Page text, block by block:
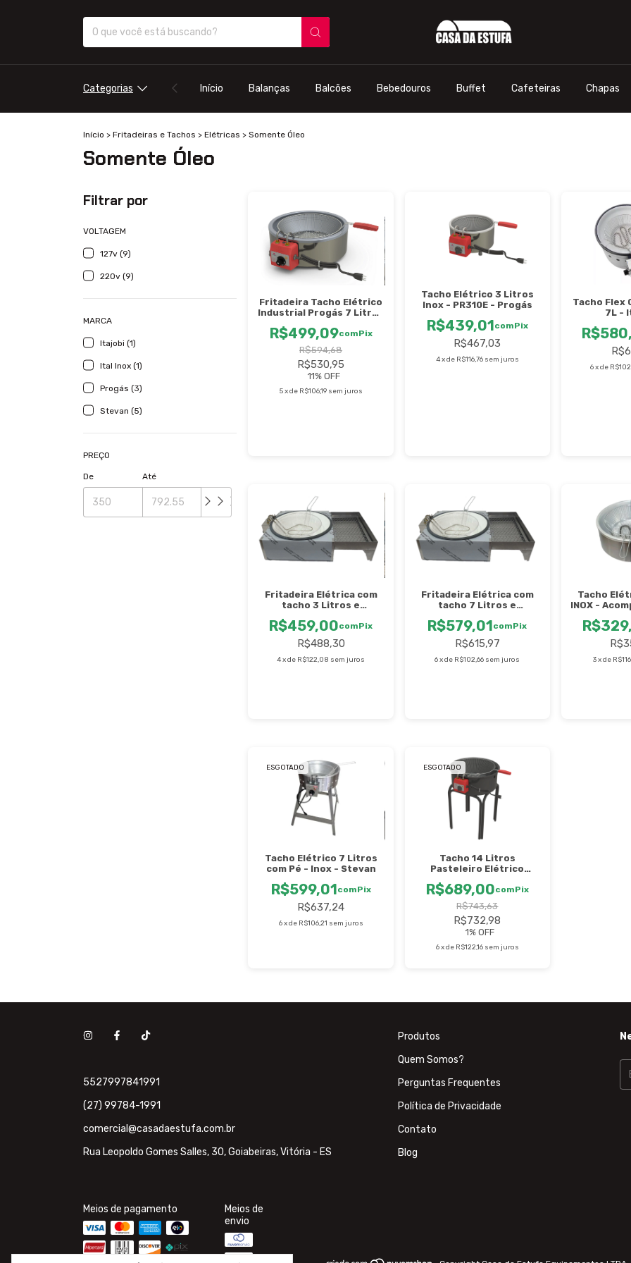
Categorias Início Balanças Balcões Bebedouros Buffet Cafeteiras Chapas
Início > Fritadeiras e Tachos > Elétricas > Somente Óleo
Somente Óleo
Filtrar por
VOLTAGEM
127v (9)
220v (9)
MARCA
Itajobi (1)
Ital Inox (1)
Progás (3)
Stevan (5)
PREÇO
De Até
Fritadeira Tacho Elétrico
Industrial Progás 7 Litros
R$530,95
R$594,68
11% OFF
5 xde R$106,19 sem juros
R$499,09comPix
Tacho Elétrico 3 Litros
Inox - PR310E - Progás
R$467,03
4xde R$116,76 sem juros
R$439,01comPix
Tacho Flex
7L -
6xde
Fritadeira Elétrica com
tacho 3 Litros e
Stevan
R$488,30
4xde R$122,08 sem juros
R$459,00comPix
Fritadeira Elétrica com
tacho 7 Litros e
Stevan
R$615,97
6 xde R$102,66 sem juros
R$579,01comPix
Tacho
INOX -
3xde
ESGOTADO
Tacho Elétrico 7 Litros
com Pé - Inox - Stevan
R$637,24
6 xde R$106,21 sem juros
R$599,01comPix
ESGOTADO
Tacho 14 Litros
Pasteleiro Elétrico
R$732,98
R$743,63
1% OFF
6xde R$122,16 sem juros
R$689,00comPix
5527997841991
(27) 99784-1991
comercial@casadaestufa.com.br
Rua Leopoldo Gomes Salles, 30, Goiabeiras, Vitória - ES
Produtos
Quem Somos?
Perguntas Frequentes
Política de Privacidade
Contato
Blog
Meios de pagamento
Meios de
envio